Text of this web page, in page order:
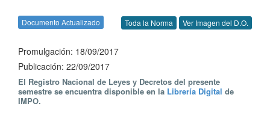
Documento Actualizado Toda la Norma Ver Imagen del D.O.
Promulgación: 18/09/2017
Publicación: 22/09/2017
El Registro Nacional de Leyes y Decretos del presente
semestre se encuentra disponible en la Librería Digital de
IMPO.